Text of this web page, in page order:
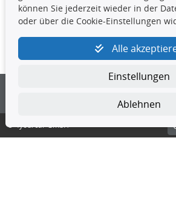
Kontakt
4yourcar GmbH | Avidesweg 1 |
© 4yourcar GmbH
können Sie jederzeit wieder in der
oder über die Cookie-Einstellungen
Alle
Einstellungen
Ablehnen